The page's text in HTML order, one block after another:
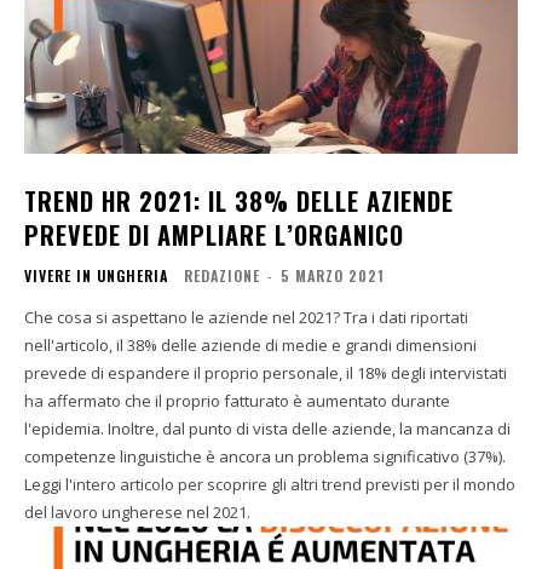
TREND HR 2021: IL 38% DELLE AZIENDE
PREVEDE DI AMPLIARE L’ORGANICO
VIVERE IN UNGHERIA REDAZIONE - 5 MARZO 2021
Che cosa si aspettano le aziende nel 2021? Tra i dati riportati
nell'articolo, il 38% delle aziende di medie e grandi dimensioni
prevede di espandere il proprio personale, il 18% degli intervistati
ha affermato che il proprio fatturato è aumentato durante
l'epidemia. Inoltre, dal punto di vista delle aziende, la mancanza di
competenze linguistiche è ancora un problema significativo (37%).
Leggi l'intero articolo per scoprire gli altri trend previsti per il mondo
del lavoro ungherese nel 2021.